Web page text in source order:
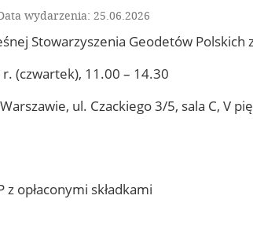
członkiem
referencje
wspierający
Olimpiada Wiedzy
Geodezyjnej i Kartograficznej
wydarzenia: 25.06.2026
Stowarzyszenia Geodetów
(czwartek), 11.00 – 14.30
ul. Czackiego 3/5, sala C, V
z opłaconymi składkami